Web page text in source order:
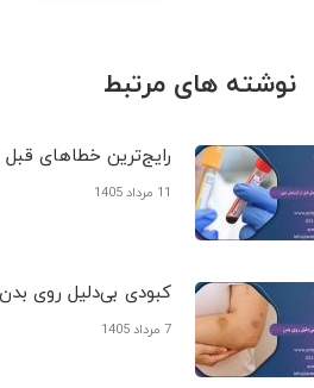
نوشته های مرتبط
رایج‌ترین خطاهای
11 مرداد 1405
کبودی‌ بی‌دلیل روی بدن
7 مرداد 1405